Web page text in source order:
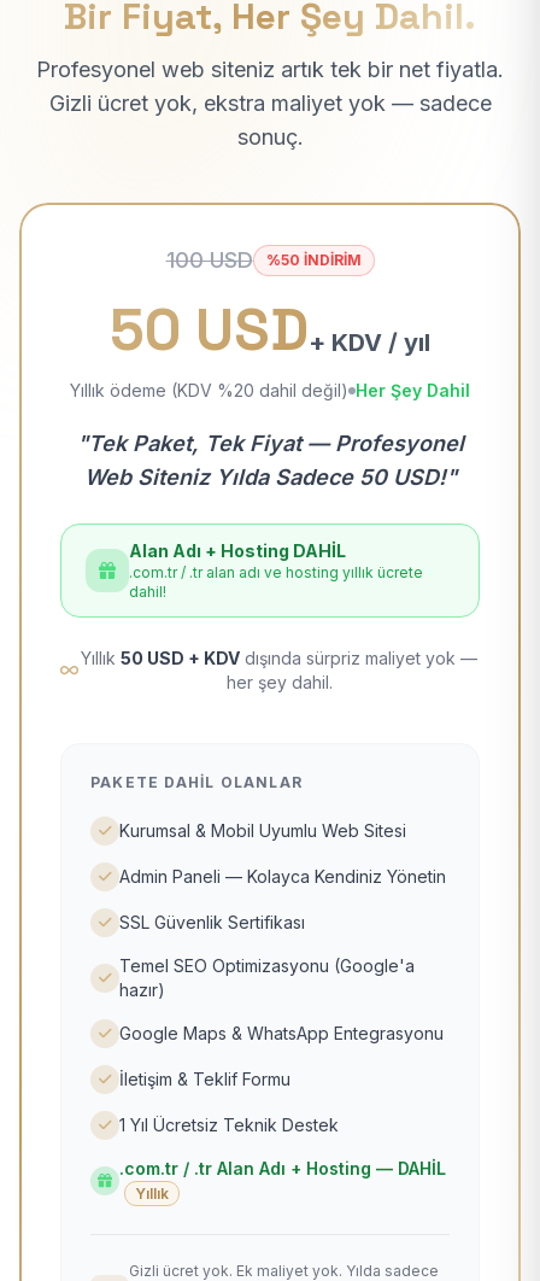
Bir Fiyat, Her Şey Dahil.
Profesyonel web siteniz artık tek bir net fiyatla.
Gizli ücret yok, ekstra maliyet yok — sadece
sonuç.
100 USD %50 İNDİRİM
50 USD+ KDV / yıl
Yıllık ödeme (KDV %20 dahil değil) Her Şey Dahil
"Tek Paket, Tek Fiyat — Profesyonel
Web Siteniz Yılda Sadece 50 USD!"
Alan Adı + Hosting DAHİL
.com.tr / .tr alan adı ve hosting yıllık ücrete
dahil!
Yıllık 50 USD + KDV dışında sürpriz maliyet yok —
her şey dahil.
PAKETE DAHIL OLANLAR
Kurumsal & Mobil Uyumlu Web Sitesi
Admin Paneli — Kolayca Kendiniz Yönetin
SSL Güvenlik Sertifikası
Temel SEO Optimizasyonu (Google'a
hazır)
Google Maps & WhatsApp Entegrasyonu
İletişim & Teklif Formu
1 Yıl Ücretsiz Teknik Destek
.com.tr / .tr Alan Adı + Hosting — DAHİL
Yıllık
Gizli ücret yok. Ek maliyet yok. Yılda sadece